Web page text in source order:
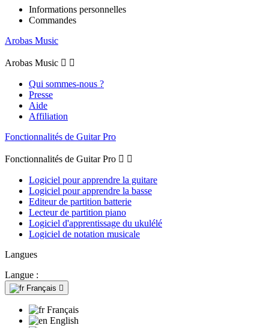
Informations personnelles
Commandes
Arobas Music
Arobas Music  
Qui sommes-nous ?
Presse
Aide
Affiliation
Fonctionnalités de Guitar Pro
Fonctionnalités de Guitar Pro  
Logiciel pour apprendre la guitare
Logiciel pour apprendre la basse
Editeur de partition batterie
Lecteur de partition piano
Logiciel d'apprentissage du ukulélé
Logiciel de notation musicale
Langues
Langue :
Français 
Français
English